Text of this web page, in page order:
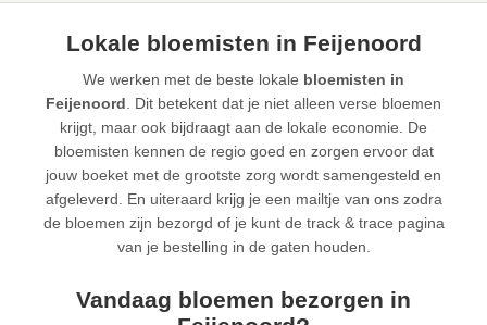
Lokale bloemisten in Feijenoord
We werken met de beste lokale bloemisten in
Feijenoord . Dit betekent dat je niet alleen verse bloemen
krijgt, maar ook bijdraagt aan de lokale economie. De
bloemisten kennen de regio goed en zorgen ervoor dat
jouw boeket met de grootste zorg wordt samengesteld en
afgeleverd. En uiteraard krijg je een mailtje van ons zodra
de bloemen zijn bezorgd of je kunt de track & trace pagina
van je bestelling in de gaten houden.
Vandaag bloemen bezorgen in